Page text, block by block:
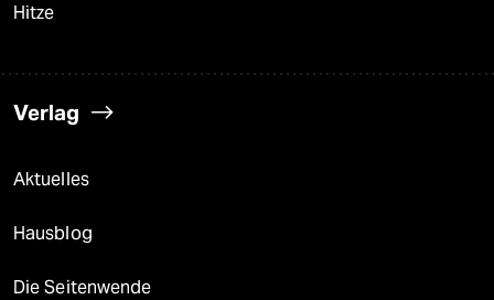
Hitze
Verlag
Aktuelles
Hausblog
Die Seitenwende